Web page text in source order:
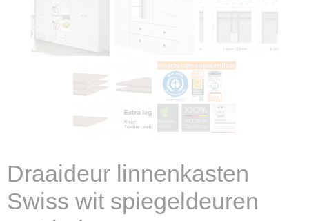
Draaideur linnenkasten
Swiss wit spiegeldeuren